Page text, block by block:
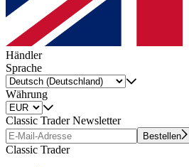
Händler
Sprache
Währung
Classic Trader Newsletter
Bestellen
Classic Trader